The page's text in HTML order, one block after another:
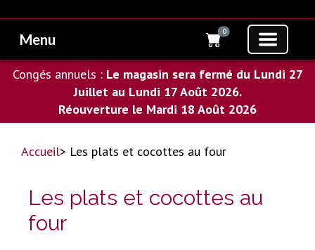
Menu 0
Congés annuels : Le magasin sera fermé du Lundi 27
Juillet au Lundi 17 Août 2026.
Réouverture le Mardi 18 Août 2026
Accueil> Les plats et cocottes au four
Les plats et cocottes au
four